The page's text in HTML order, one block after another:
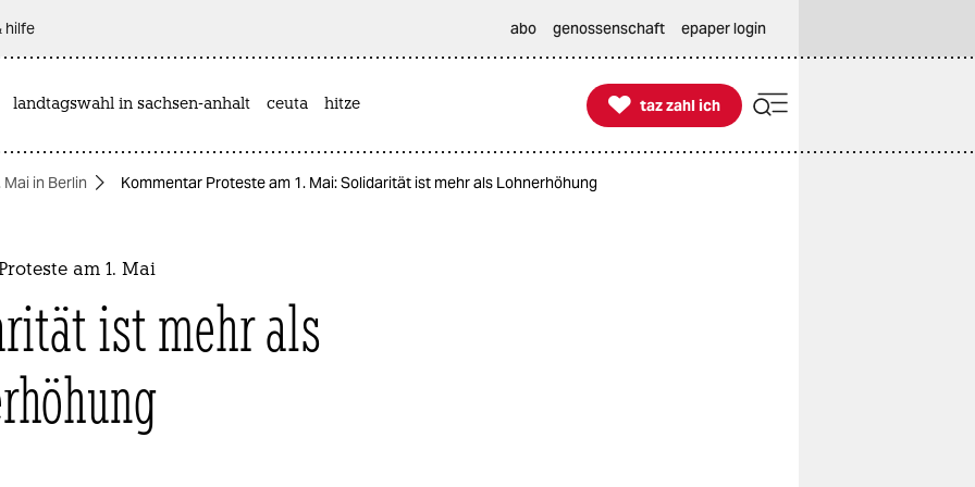
hilfe abo genossenschaft epaper login
landtagswahl in sachsen-anhalt ceuta hitze 
taz zahl ich
taz zahl ich
Mai in Berlin Kommentar Proteste am 1. Mai: Solidarität ist mehr als Lohnerhöhung
am 1. Mai
ist mehr als